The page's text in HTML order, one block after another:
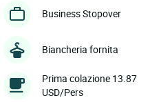
Business Stopover
Biancheria fornita
Prima colazione 13.87
USD/Pers